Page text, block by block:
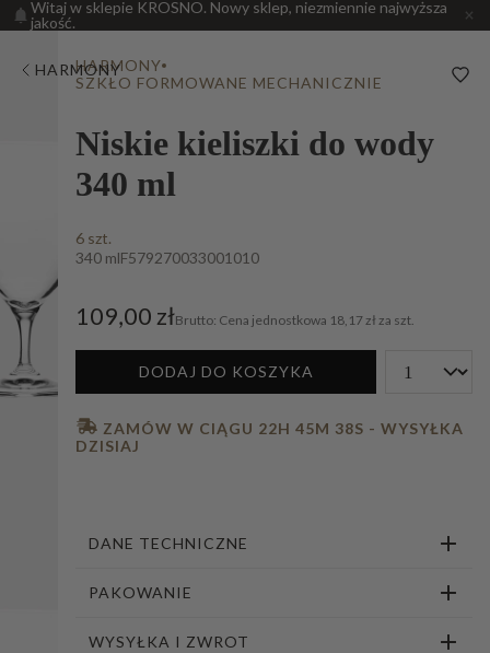
Witaj w sklepie KROSNO. Nowy sklep, niezmiennie najwyższa
jakość.
HARMONY
HARMONY
SZKŁO FORMOWANE MECHANICZNIE
Niskie kieliszki do wody
340 ml
6 szt.
340 mlF579270033001010
109,00 zł Cena jednostkowa 18,17 zł za szt.
DODAJ DO KOSZYKA
DANE TECHNICZNE
PAKOWANIE
WYSYŁKA I ZWROT
ZAMÓW W CIĄGU 22H 45M 37S - WYSYŁKA
DZISIAJ